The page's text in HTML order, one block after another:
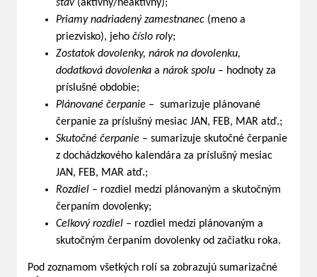
stav(aktívny/neaktívny);
Priamy nadriadený zamestnanec (meno a
priezvisko), jeho číslo roly;
Zostatok dovolenky, nárok na dovolenku,
dodatková dovolenka a nárok spolu – hodnoty za
príslušné obdobie;
Plánované čerpanie – sumarizuje plánované
čerpanie za príslušný mesiac JAN, FEB, MAR atď.;
Skutočné čerpanie – sumarizuje skutočné čerpanie
z dochádzkového kalendára za príslušný mesiac
JAN, FEB, MAR atď.;
Rozdiel – rozdiel medzi plánovaným a skutočným
čerpaním dovolenky;
Celkový rozdiel – rozdiel medzi plánovaným a
skutočným čerpaním dovolenky od začiatku roka.
Pod zoznamom všetkých rolí sa zobrazujú sumarizačné